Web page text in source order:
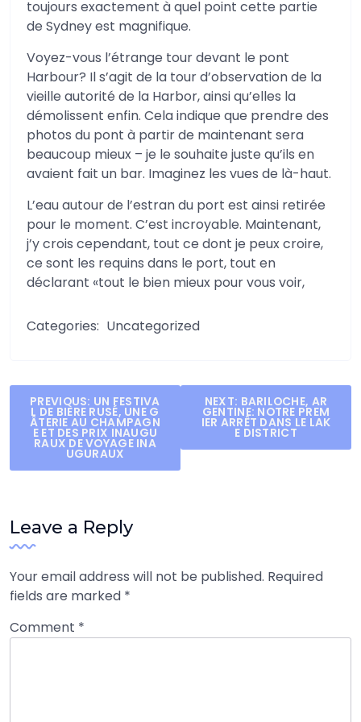
toujours exactement à quel point cette partie
de Sydney est magnifique.
Voyez-vous l’étrange tour devant le pont
Harbour? Il s’agit de la tour d’observation de la
vieille autorité de la Harbor, ainsi qu’elles la
démolissent enfin. Cela indique que prendre des
photos du pont à partir de maintenant sera
beaucoup mieux – je le souhaite juste qu’ils en
avaient fait un bar. Imaginez les vues de là-haut.
L’eau autour de l’estran du port est ainsi retirée
pour le moment. C’est incroyable. Maintenant,
j’y crois cependant, tout ce dont je peux croire,
ce sont les requins dans le port, tout en
déclarant «tout le bien mieux pour vous voir,
Categories: Uncategorized
Post
navigation
PREVIOUS: UN FESTIVA
L DE BIÈRE RUSÉ, UNE G
ÂTERIE AU CHAMPAGN
E ET DES PRIX INAUGU
RAUX DE VOYAGE INA
UGURAUX
NEXT: BARILOCHE, AR
GENTINE: NOTRE PREM
IER ARRÊT DANS LE LAK
E DISTRICT
Leave a Reply
Your email address will not be published. Required
fields are marked *
Comment *